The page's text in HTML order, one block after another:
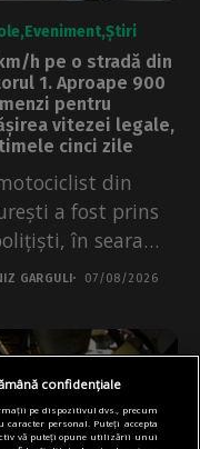
Eveniment Știri
h pe o stradă din
1. Aproape 900
pentru
vitezei legale,
cinci zile
din
a fost prins
în seara
GARGULI 07/08/2026
confidențiale
pe dispozitivul dvs., precum
personal. Puteți accepta
vă puteți opune utilizării unui